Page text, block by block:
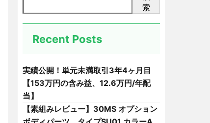
索
Recent Posts
実績公開！単元未満取引3年4ヶ月目
【153万円の含み益、12.6万円/年配
当】
【素組みレビュー】30MS オプション